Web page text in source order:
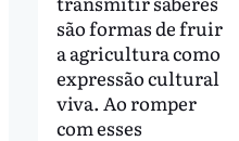
são formas de fruir
a agricultura como
expressão cultural
viva. Ao romper
com esses